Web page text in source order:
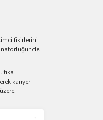
fikirlerini
kariyer